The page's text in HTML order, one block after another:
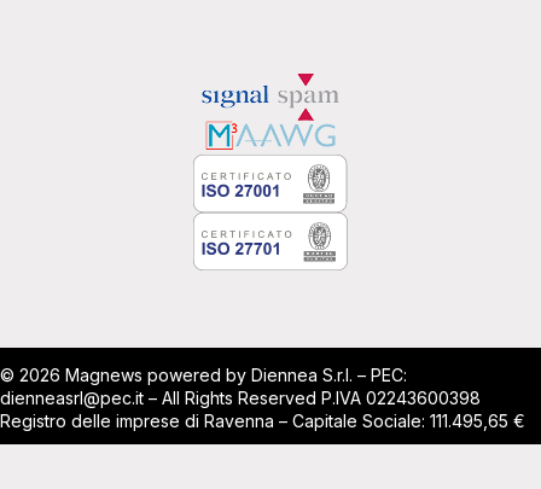
© 2026 Magnews powered by Diennea S.r.l. – PEC:
dienneasrl@pec.it – All Rights Reserved P.IVA 02243600398
Registro delle imprese di Ravenna – Capitale Sociale: 111.495,65 €